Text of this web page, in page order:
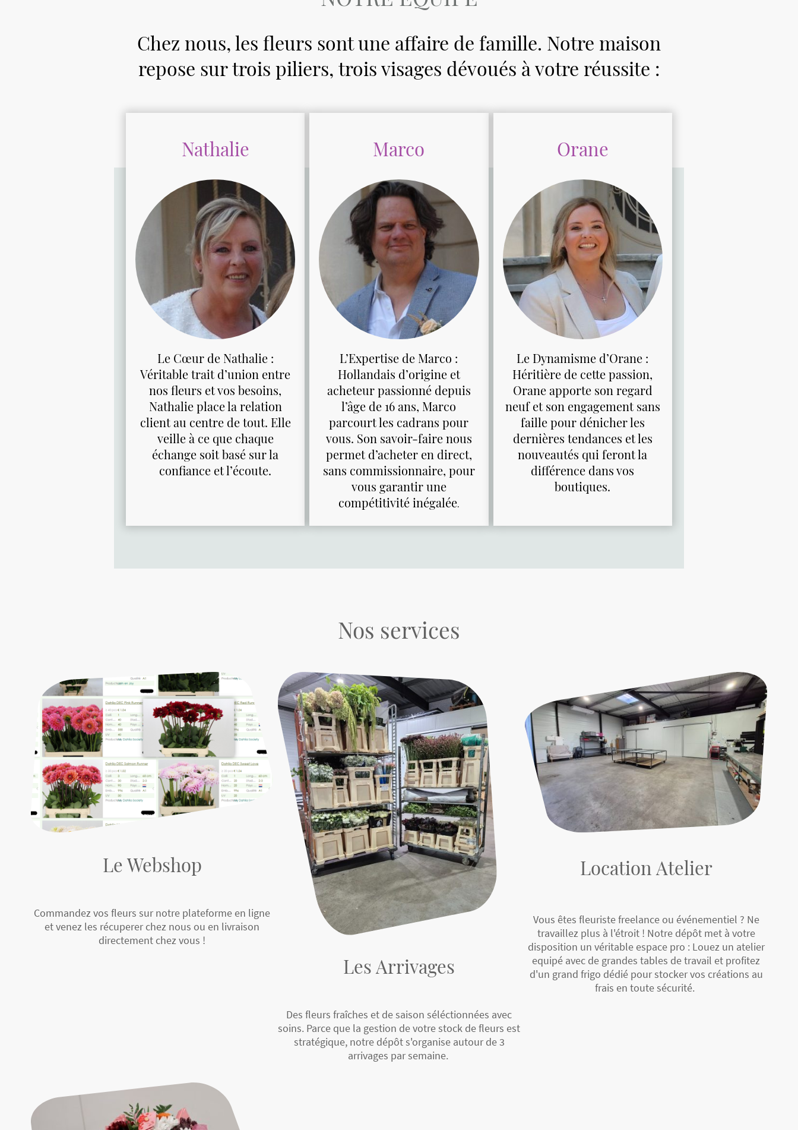
Chez nous, les fleurs sont une affaire de famille. Notre maison
repose sur trois piliers, trois visages dévoués à votre réussite :
Nathalie
Le Cœur de Nathalie :
Véritable trait d’union entre
nos fleurs et vos besoins,
Nathalie place la relation
client au centre de tout. Elle
veille à ce que chaque
échange soit basé sur la
confiance et l’écoute.
Marco
L’Expertise de Marco :
Hollandais d’origine et
acheteur passionné depuis
l’âge de 16 ans, Marco
parcourt les cadrans pour
vous. Son savoir-faire nous
permet d’acheter en direct,
sans commissionnaire, pour
vous garantir une
compétitivité inégalée.
Orane
Le Dynamisme d’Orane :
Héritière de cette passion,
Orane apporte son regard
neuf et son engagement sans
faille pour dénicher les
dernières tendances et les
nouveautés qui feront la
différence dans vos
boutiques.
Nos services
Le Webshop
Commandez vos fleurs sur notre plateforme en ligne
et venez les récuperer chez nous ou en livraison
directement chez vous !
Les Arrivages
Des fleurs fraîches et de saison séléctionnées avec
soins. Parce que la gestion de votre stock de fleurs est
stratégique, notre dépôt s'organise autour de 3
arrivages par semaine.
Location Atelier
Vous êtes fleuriste freelance ou événementiel ? Ne
travaillez plus à l'étroit ! Notre dépôt met à votre
disposition un véritable espace pro : Louez un atelier
equipé avec de grandes tables de travail et profitez
d'un grand frigo dédié pour stocker vos créations au
frais en toute sécurité.